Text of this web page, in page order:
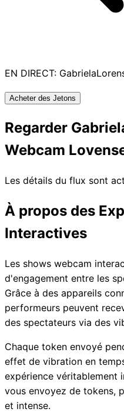
EN DIRECT:
Acheter des Jetons
Regarder
Webcam
Les détails du flux sont
À propos des
Interactives
Les shows webcam
d'engagement entre les
Grâce à des appareils
performeurs peuvent
des spectateurs via des
Chaque token envoyé
effet de vibration en
expérience véritablement
vous envoyez de tokens,
et intense.